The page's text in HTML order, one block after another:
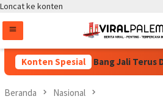
Loncat ke konten
Konten Spesial
Pastikan Bang Jali Terus
Beranda Nasional